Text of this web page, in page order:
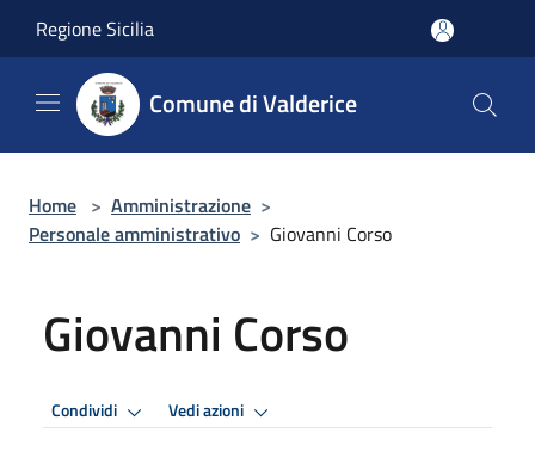
Regione Sicilia
Comune di Valderice
Home > Amministrazione >
Personale amministrativo > Giovanni Corso
Giovanni Corso
Condividi Vedi azioni